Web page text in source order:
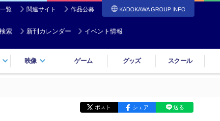
覧 関連サイト 作品公募 KADOKAWA GROUP INFO
索 新刊カレンダー イベント情報
映像 ゲーム グッズ スクール
ポスト シェア 送る